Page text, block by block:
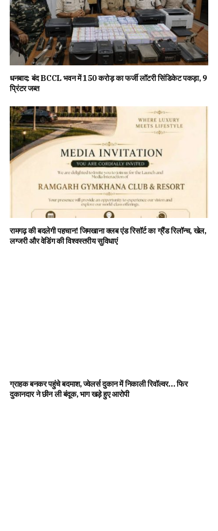
धनबाद: बंद BCCL भवन में 150 करोड़ का फर्जी लॉटरी सिंडिकेट पकड़ा, 9
प्रिंटर जब्त
रामगढ़ की बदलेगी पहचान! जिमखाना क्लब एंड रिसॉर्ट का ग्रैंड रिलॉन्च, खेल,
लग्जरी और वेडिंग की विश्वस्तरीय सुविधाएं
ग्राहक बनकर पहुंचे बदमाश, ज्वेलर्स दुकान में निकाली रिवॉल्वर… फिर
दुकानदार ने छीन ली बंदूक, भाग खड़े हुए आरोपी